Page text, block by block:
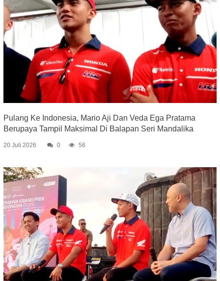
Pulang Ke Indonesia, Mario Aji Dan Veda Ega Pratama
Berupaya Tampil Maksimal Di Balapan Seri Mandalika
20 Juli 2026 0 56